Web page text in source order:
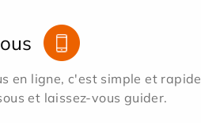
en ligne, c'est simple et rapide
et laissez-vous guider.